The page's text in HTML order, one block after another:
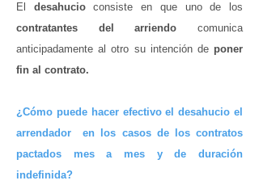
El desahucioconsiste en que uno de los
contratantes del arriendo comunica
anticipadamente al otro su intención de poner
fin al contrato.
¿Cómo puede hacer efectivo el desahucio el
arrendador en los casos de los contratos
pactados mes a mes y de duración
indefinida?